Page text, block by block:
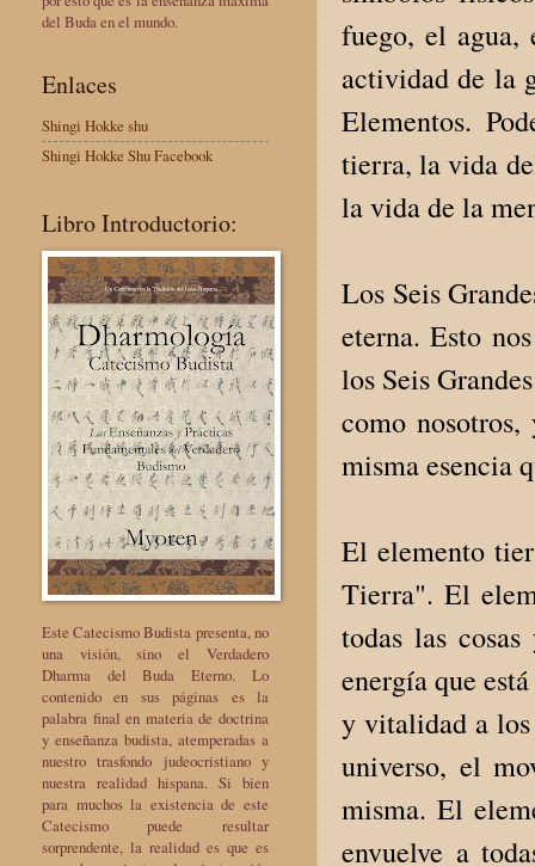
fuego, el
actividad de la
Elementos.
tierra, la vida
la vida de la
Los Seis
eterna. Esto
los Seis
como
misma esencia
El elemento
Tierra". El
todas las
energía que
y vitalidad a
universo, el
misma. El
envuelve a
del Buda en el mundo.
Enlaces
Shingi Hokke shu
Shingi Hokke Shu Facebook
Libro Introductorio:
Este Catecismo Budista presenta, no
una visión, sino el Verdadero
Dharma del Buda Eterno. Lo
contenido en sus páginas es la
palabra final en materia de doctrina
y enseñanza budista, atemperadas a
nuestro trasfondo judeocristiano y
nuestra realidad hispana. Si bien
para muchos la existencia de este
Catecismo puede resultar
sorprendente, la realidad es que es